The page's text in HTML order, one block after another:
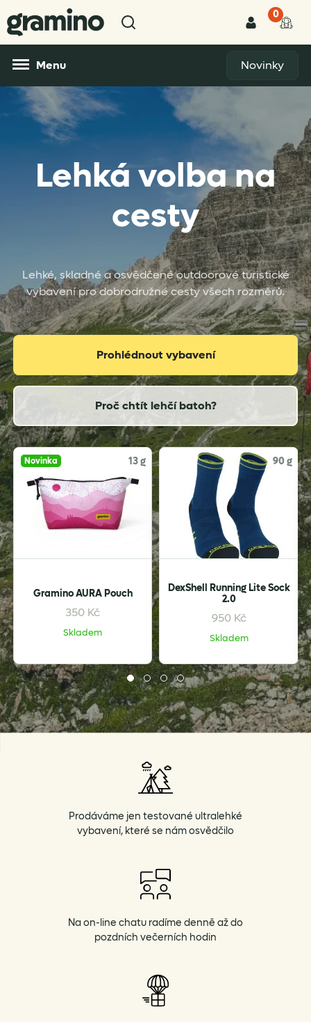
0
Menu Novinky
Lehká volba na
cesty
Lehké, skladné a osvědčené outdoorové turistické
vybavení pro dobrodružné cesty všech rozměrů.
Prohlédnout vybavení
Proč chtít lehčí batoh?
Novinka 13 g
Gramino AURA Pouch
350 Kč
Skladem
90 g
DexShell Running Lite Sock
2.0
950 Kč
Skladem
Prodáváme jen testované ultralehké
vybavení, které se nám osvědčilo
Na on-line chatu radíme denně až do
pozdních večerních hodin